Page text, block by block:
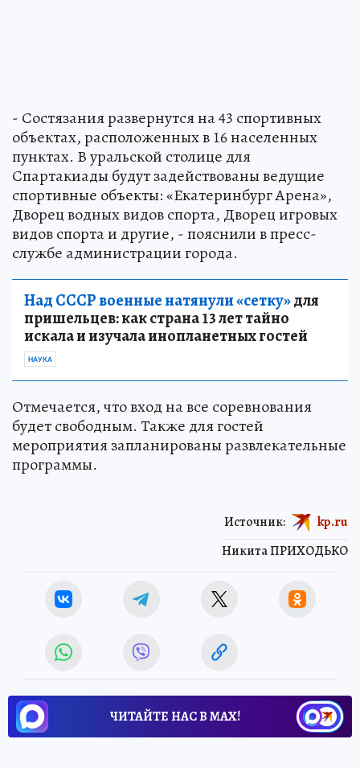
- Состязания развернутся на 43 спортивных
объектах, расположенных в 16 населенных
пунктах. В уральской столице для
Спартакиады будут задействованы ведущие
спортивные объекты: «Екатеринбург Арена»,
Дворец водных видов спорта, Дворец игровых
видов спорта и другие, - пояснили в пресс-
службе администрации города.
Над СССР военные натянули «сетку»для
пришельцев: как страна 13 лет тайно
искала и изучала инопланетных гостей
НАУКА
Отмечается, что вход на все соревнования
будет свободным. Также для гостей
мероприятия запланированы развлекательные
программы.
Никита ПРИХОДЬКО
Источник: kp.ru
ЧИТАЙТЕ НАС В МАХ!